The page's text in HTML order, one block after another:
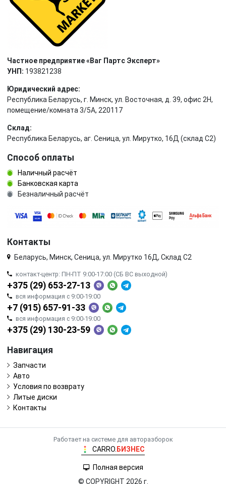
Частное предприятие «Ваг Партс Эксперт»
УНП: 193821238
Юридический адрес:
Республика Беларусь, г. Минск, ул. Восточная, д. 39, офис 2Н,
помещение/комната 3/5А, 220117
Склад:
Республика Беларусь, аг. Сеница, ул. Мирутко, 16Д (склад С2)
Способ оплаты
Наличный расчёт
Банковская карта
Безналичный расчёт
Контакты
Беларусь, Минск, Сеница, ул. Мирутко 16Д, Склад С2
контакт-центр: ПН-ПТ 9:00-17:00 (СБ ВС выходной)
+375 (29) 653-27-13
вся информация с 9:00-19:00
+7 (915) 657-91-33
вся информация с 9:00-19:00
+375 (29) 130-23-59
Навигация
Запчасти
Авто
Условия по возврату
Литые диски
Контакты
Работает на системе для авторазборок
CARRO. БИЗНЕС
Полная версия
© COPYRIGHT 2026 г.